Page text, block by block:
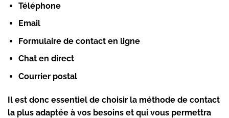
Téléphone
Email
Formulaire de contact en ligne
Chat en direct
Courrier postal
Il est donc essentiel de choisir la méthode de contact
la plus adaptée à vos besoins et qui vous permettra